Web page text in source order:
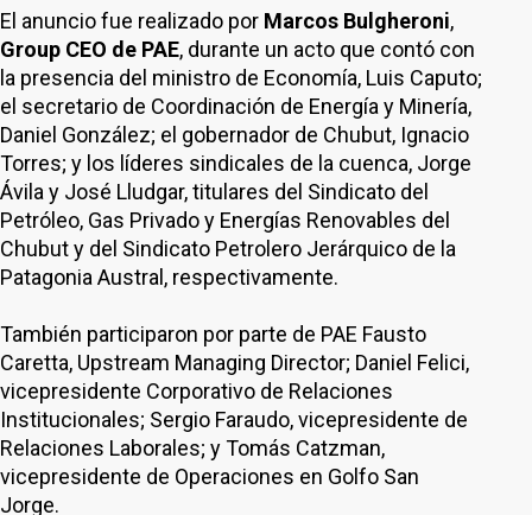
El anuncio fue realizado por Marcos Bulgheroni,
Group CEO de PAE, durante un acto que contó con
la presencia del ministro de Economía, Luis Caputo;
el secretario de Coordinación de Energía y Minería,
Daniel González; el gobernador de Chubut, Ignacio
Torres; y los líderes sindicales de la cuenca, Jorge
Ávila y José Lludgar, titulares del Sindicato del
Petróleo, Gas Privado y Energías Renovables del
Chubut y del Sindicato Petrolero Jerárquico de la
Patagonia Austral, respectivamente.
También participaron por parte de PAE Fausto
Caretta, Upstream Managing Director; Daniel Felici,
vicepresidente Corporativo de Relaciones
Institucionales; Sergio Faraudo, vicepresidente de
Relaciones Laborales; y Tomás Catzman,
vicepresidente de Operaciones en Golfo San
Jorge.